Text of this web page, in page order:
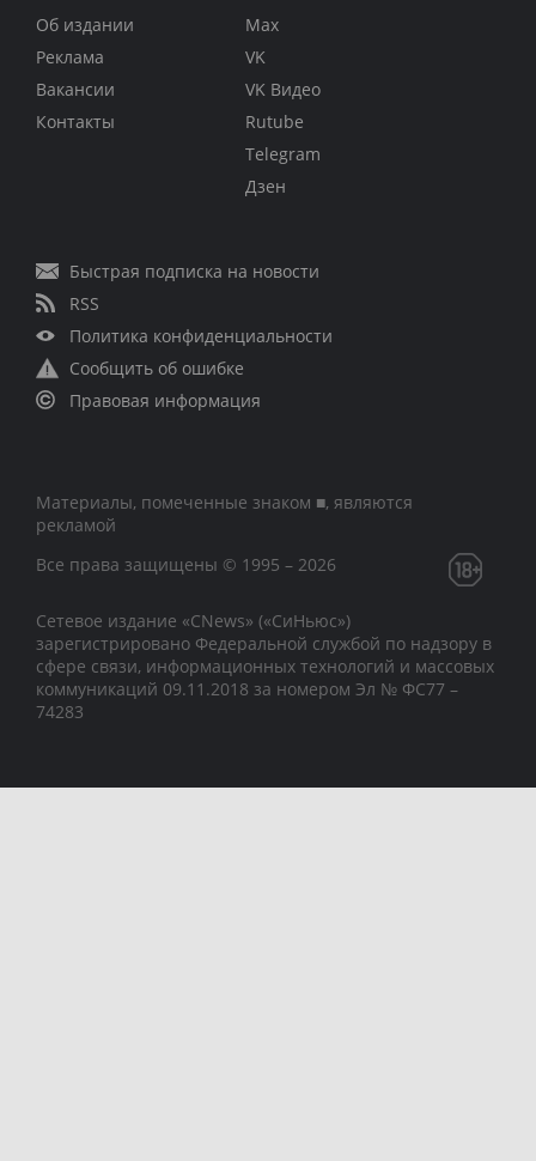
Об издании
Реклама
Вакансии
Контакты
Max
VK
VK Видео
Rutube
Telegram
Дзен
Быстрая подписка на новости
RSS
Политика конфиденциальности
Сообщить об ошибке
Правовая информация
Материалы, помеченные знаком ■, являются
рекламой
Все права защищены © 1995 – 2026
Сетевое издание «CNews» («СиНьюс»)
зарегистрировано Федеральной службой по надзору в
сфере связи, информационных технологий и массовых
коммуникаций 09.11.2018 за номером Эл № ФС77 –
74283